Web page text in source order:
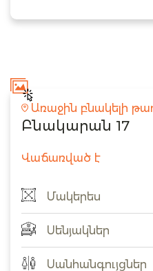
Առաջին բնակելի
Բնակարան 17
Վաճառված է
Մակերես
Սենյակներ
Սանհանգույցներ